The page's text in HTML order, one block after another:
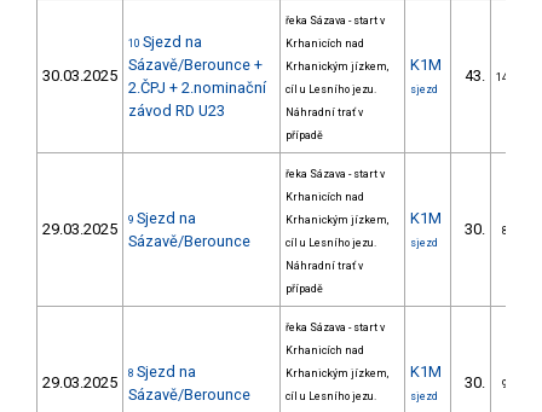
30.03.2025
10 Sjezd na
Sázavě/Berounce +
2.ČPJ + 2.nominační
závod RD U23
řeka Sázava - start v
Krhanicích nad
Krhanickým jízkem,
cíl u Lesního jezu.
Náhradní trať v
případě
K1M
sjezd
43. 14/DM
29.03.2025 9 Sjezd na
Sázavě/Berounce
řeka Sázava - start v
Krhanicích nad
Krhanickým jízkem,
cíl u Lesního jezu.
Náhradní trať v
případě
K1M
sjezd
30. 8/DM
29.03.2025 8 Sjezd na
Sázavě/Berounce
řeka Sázava - start v
Krhanicích nad
Krhanickým jízkem,
cíl u Lesního jezu.
K1M
sjezd
30. 9/DM